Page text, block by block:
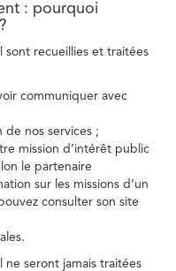
: pourquoi
sont recueillies et traitées
communiquer avec
de nos services ;
mission d’intérêt public
le partenaire
sur les missions d’un
consulter son site
ne seront jamais traitées